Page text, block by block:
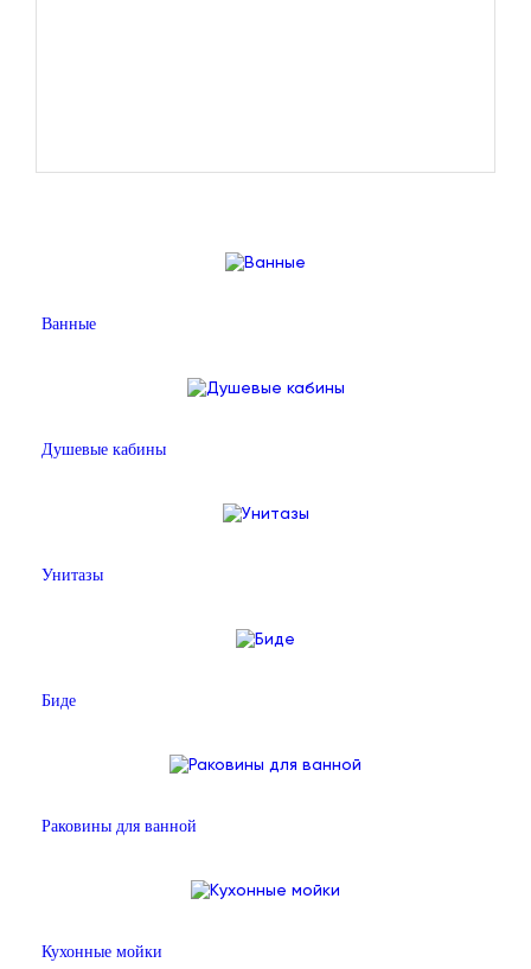
Ванные
Душевые кабины
Унитазы
Биде
Раковины для ванной
Кухонные мойки